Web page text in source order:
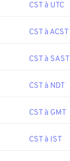
CST à UTC
CST à ACST
CST à SAST
CST à NDT
CST à GMT
CST à IST